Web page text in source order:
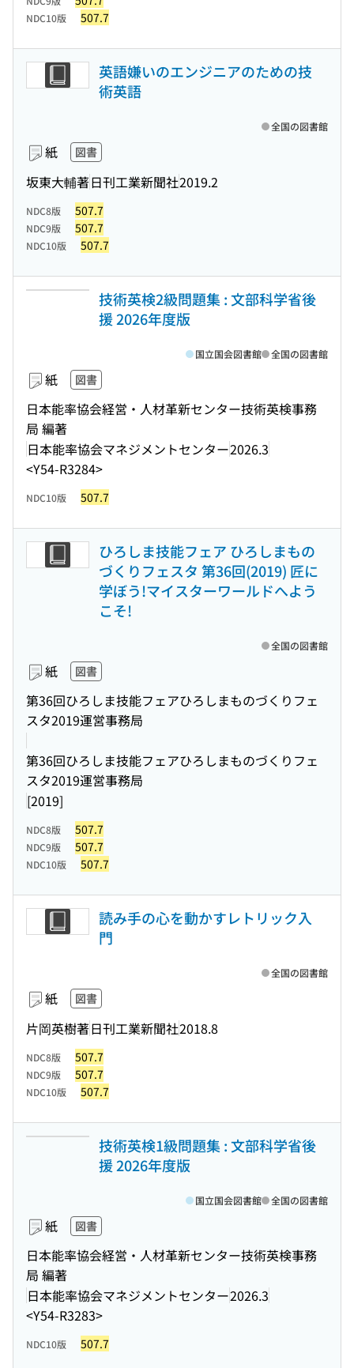
NDC10版 507.7
英語嫌いのエンジニアのための技
術英語
紙 図書
坂東大輔著日刊工業新聞社2019.2
全国の図書館
NDC8版 507.7
NDC9版 507.7
NDC10版 507.7
技術英検2級問題集 : 文部科学省後
援 2026年度版
紙 図書
日本能率協会経営・人材革新センター技術英検事務
局 編著
日本能率協会マネジメントセンター2026.3
<Y54-R3284>
国立国会図書館 全国の図書館
NDC10版 507.7
ひろしま技能フェア ひろしまもの
づくりフェスタ 第36回(2019) 匠に
学ぼう!マイスターワールドへよう
こそ!
紙 図書
第36回ひろしま技能フェアひろしまものづくりフェ
スタ2019運営事務局
第36回ひろしま技能フェアひろしまものづくりフェ
スタ2019運営事務局
[2019]
全国の図書館
NDC8版 507.7
NDC9版 507.7
NDC10版 507.7
読み手の心を動かすレトリック入
門
紙 図書
片岡英樹著日刊工業新聞社2018.8
全国の図書館
NDC8版 507.7
NDC9版 507.7
NDC10版 507.7
技術英検1級問題集 : 文部科学省後
援 2026年度版
紙 図書
日本能率協会経営・人材革新センター技術英検事務
局 編著
日本能率協会マネジメントセンター2026.3
<Y54-R3283>
国立国会図書館 全国の図書館
NDC10版 507.7